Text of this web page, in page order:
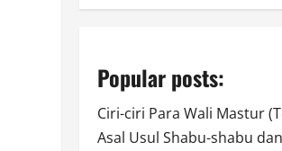
Popular posts:
Ciri-ciri Para Wali Mastur
Asal Usul Shabu-shabu